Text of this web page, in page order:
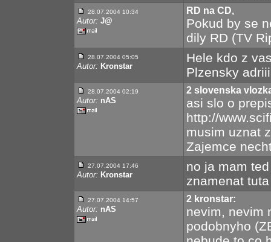
28.07.2004 10:34
Autor: J@
RD na CD,
Pokud by se
dily RD (TV
28.07.2004 05:05
Autor: Kronstar
Hele kdo z
Plzensky
28.07.2004 02:19
Autor: nAS
2 slovenska
asi slo o
http://
musim uznat
Zajemce
27.07.2004 17:46
Autor: Kronstar
no ja mam
znamenat
27.07.2004 14:57
Autor: nAS
2 kronstar:
nevim, nevim
podobnyho